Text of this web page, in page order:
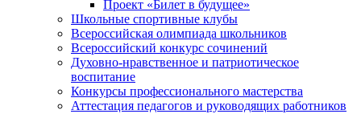
Проект «Билет в будущее»
Школьные спортивные клубы
Всероссийская олимпиада школьников
Всероссийский конкурс сочинений
Духовно-нравственное и патриотическое
воспитание
Конкурсы профессионального мастерства
Аттестация педагогов и руководящих работников